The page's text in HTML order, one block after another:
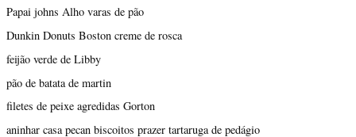
Papai johns Alho varas de pão
Dunkin Donuts Boston creme de rosca
feijão verde de Libby
pão de batata de martin
filetes de peixe agredidas Gorton
aninhar casa pecan biscoitos prazer tartaruga de pedágio